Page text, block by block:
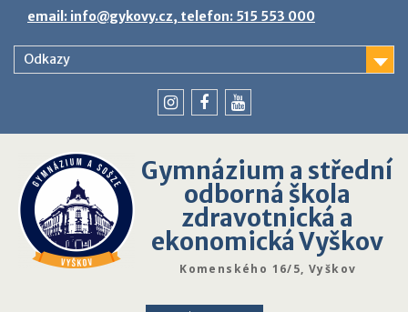
content
email: info@gykovy.cz, telefon: 515 553 000
Odkazy
Gymnázium a střední
odborná škola
zdravotnická a
ekonomická Vyškov
Komenského 16/5, Vyškov